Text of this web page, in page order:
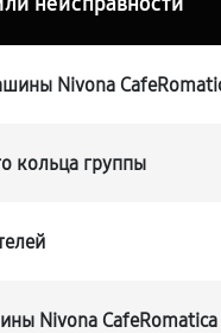
Nivona
кольца группы
Nivona CafeRomatica